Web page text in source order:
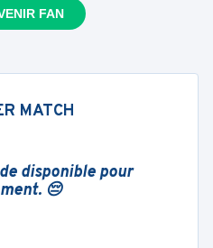
FAN
MATCH
disponible pour
😔